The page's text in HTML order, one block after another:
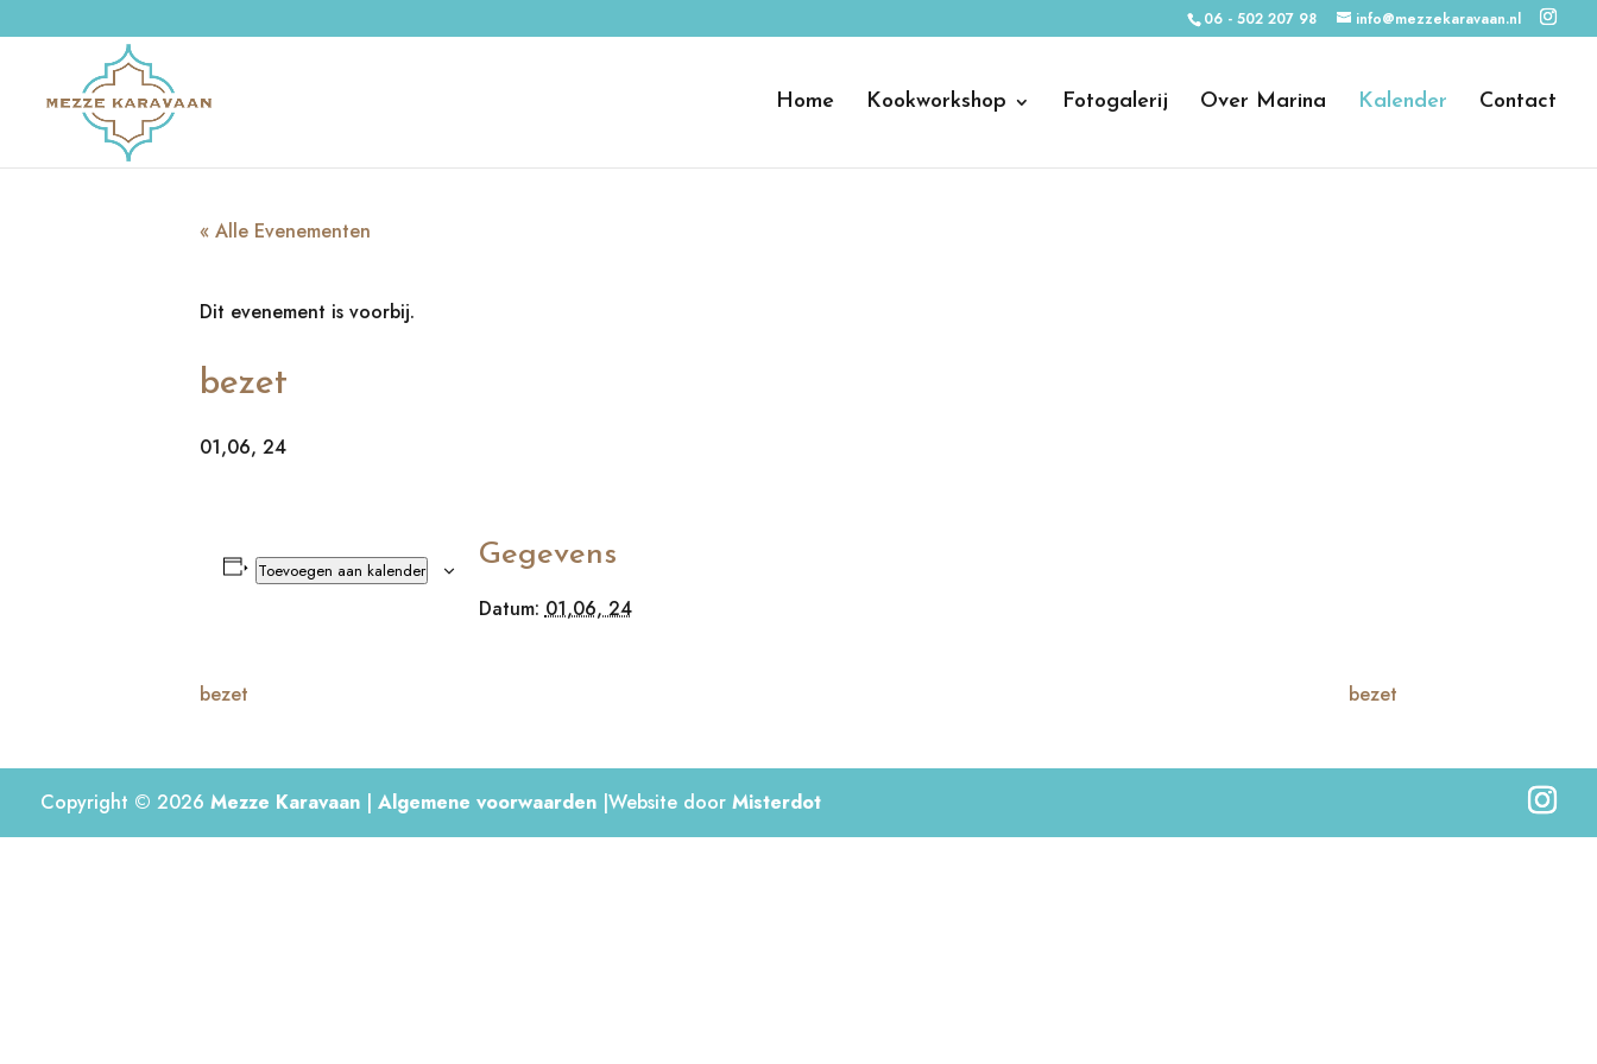
06 - 502 207 98 info@mezzekaravaan.nl
Home Kookworkshop Fotogalerij Over Marina Kalender Contact
« Alle Evenementen
Dit evenement is voorbij.
bezet
01,06, 24
Toevoegen aan kalender Gegevens
Datum: 01,06, 24
bezet bezet
Copyright © 2026 Mezze Karavaan| Algemene voorwaarden|Website door Misterdot